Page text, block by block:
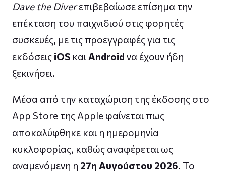
Dave the Diverεπιβεβαίωσε επίσημα την
επέκταση του παιχνιδιού στις φορητές
συσκευές, με τις προεγγραφές για τις
εκδόσεις iOS καιAndroid να έχουν ήδη
ξεκινήσει.
Μέσα από την καταχώριση της έκδοσης στο
App Store της Apple φαίνεται πως
αποκαλύφθηκε και η ημερομηνία
κυκλοφορίας, καθώς αναφέρεται ως
αναμενόμενη η 27η Αυγούστου 2026. Το